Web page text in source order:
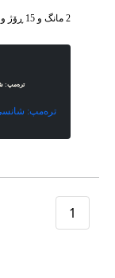
2 مانگ و 15 ڕۆژ و 16 کاتژمێر و 34 خوله‌ک له‌مه‌وپێش‌
ترەمپ:
1